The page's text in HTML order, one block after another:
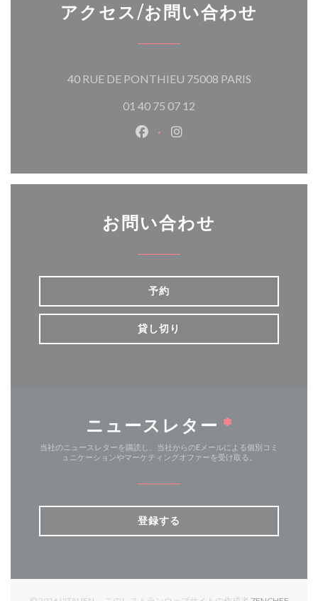
アクセス/お問い合わせ
40 RUE DE PONTHIEU 75008 PARIS((新しいウィ
01 40 75 07 12
Facebook ((新しいウィンドウ
Instagram ((新しいウィ
お問い合わせ
予約
貸し切り
ニュースレター *
当社のニュースレターを購読し、当社からのEメールによる個別コミ
ュニケーションやマーケティングオファーを受け取る。
登録する